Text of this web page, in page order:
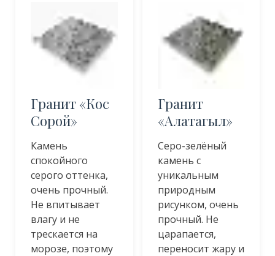
Гранит «Кос
Сорой»
Камень
спокойного
серого оттенка,
очень прочный.
Не впитывает
влагу и не
трескается на
морозе, поэтому
Гранит
«Алатагыл»
Серо-зелёный
камень с
уникальным
природным
рисунком, очень
прочный. Не
царапается,
переносит жару и